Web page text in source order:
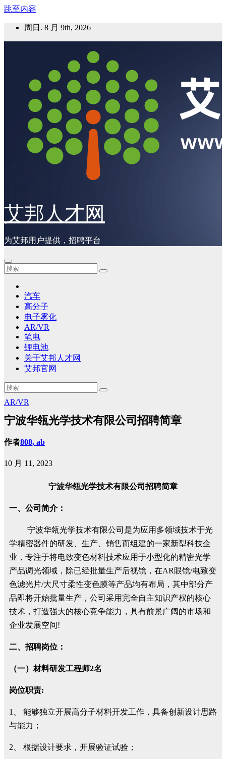
跳至内容
周日. 8 月 9th, 2026
艾邦人才网
为艾邦用户提供，招聘平台
汽车
高分子
电子雾化
AR/VR
笔电
锂电池
关于艾邦人才网
艾邦官网
AR/VR
宁波华瓴光学技术有限公司招聘简章
作者808, ab
10 月 11, 2023
宁波华瓴光学技术有限公司招聘简章
一、公司简介：
宁波华瓴光学技术有限公司是为应用多领域技术于光
学精密器件的研发、生产、销售而组建的一家新型科技企
业，专注于将电致变色材料技术应用于小型化的精密光学
产品调光领域，除已经批量生产后视镜，在AR 眼镜/电致变
色滤光片/大尺寸柔性变色膜等产品均有布局，其中部分产
品即将开始批量生产，公司采用完全自主知识产权的核心
技术，打造强大的核心竞争能力，具有前景广阔的市场和
企业发展空间!
二、招聘岗位：
（一）材料研发工程师2名
岗位职责:
1、 能够独立开展高分子材料开发工作，具备创新设计思路
与能力；
2、 根据设计要求，开展验证试验；